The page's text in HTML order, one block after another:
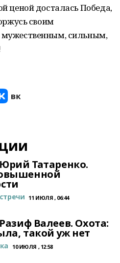
ценой досталась Победа,
своим
сильным,
Татаренко.
11 ИЮЛЯ , 06:44
Валеев. Охота:
такой уж нет
10 ИЮЛЯ , 12:58